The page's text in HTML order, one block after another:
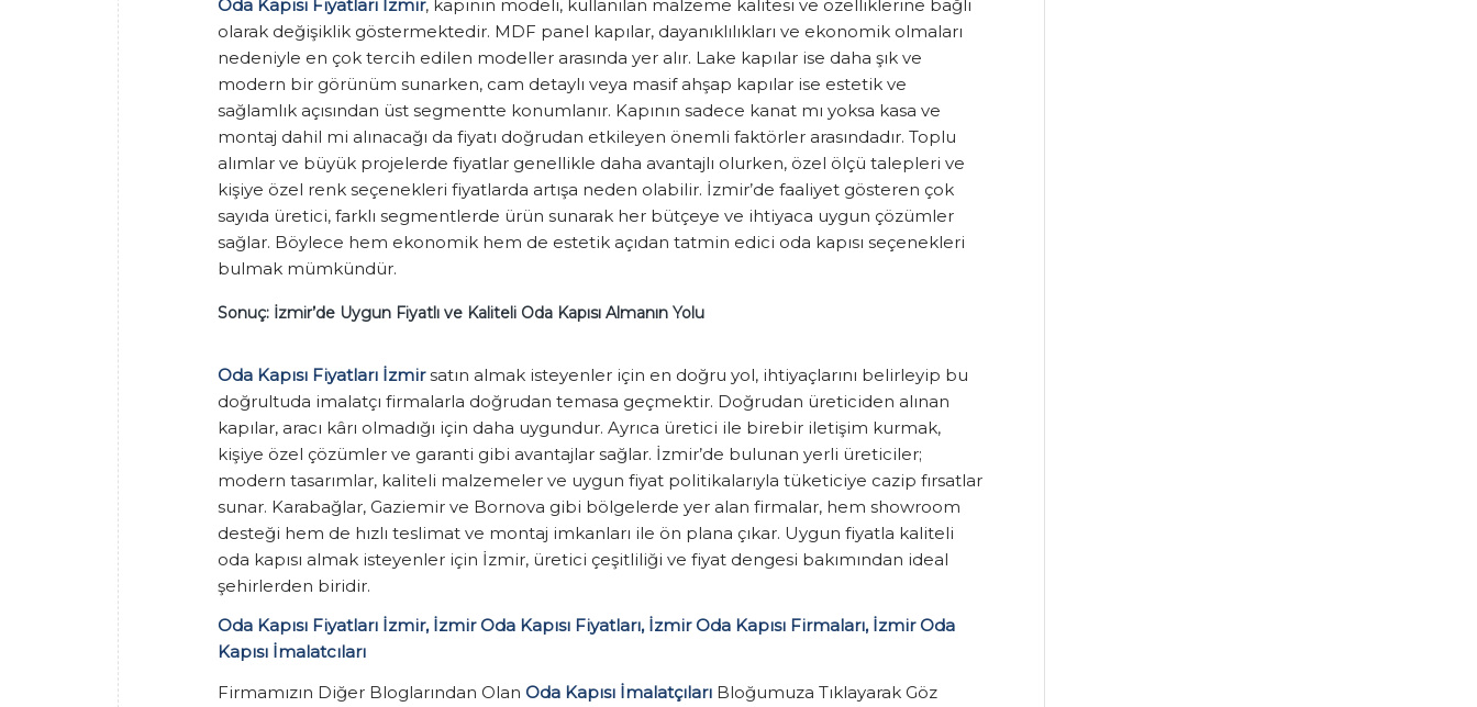
Oda Kapısı Fiyatları İzmir, kapının modeli, kullanılan malzeme kalitesi ve özelliklerine bağlı
olarak değişiklik göstermektedir. MDF panel kapılar, dayanıklılıkları ve ekonomik olmaları
nedeniyle en çok tercih edilen modeller arasında yer alır. Lake kapılar ise daha şık ve
modern bir görünüm sunarken, cam detaylı veya masif ahşap kapılar ise estetik ve
sağlamlık açısından üst segmentte konumlanır. Kapının sadece kanat mı yoksa kasa ve
montaj dahil mi alınacağı da fiyatı doğrudan etkileyen önemli faktörler arasındadır. Toplu
alımlar ve büyük projelerde fiyatlar genellikle daha avantajlı olurken, özel ölçü talepleri ve
kişiye özel renk seçenekleri fiyatlarda artışa neden olabilir. İzmir’de faaliyet gösteren çok
sayıda üretici, farklı segmentlerde ürün sunarak her bütçeye ve ihtiyaca uygun çözümler
sağlar. Böylece hem ekonomik hem de estetik açıdan tatmin edici oda kapısı seçenekleri
bulmak mümkündür.
Sonuç: İzmir’de Uygun Fiyatlı ve Kaliteli Oda Kapısı Almanın Yolu
Oda Kapısı Fiyatları İzmirsatın almak isteyenler için en doğru yol, ihtiyaçlarını belirleyip bu
doğrultuda imalatçı firmalarla doğrudan temasa geçmektir. Doğrudan üreticiden alınan
kapılar, aracı kârı olmadığı için daha uygundur. Ayrıca üretici ile birebir iletişim kurmak,
kişiye özel çözümler ve garanti gibi avantajlar sağlar. İzmir’de bulunan yerli üreticiler;
modern tasarımlar, kaliteli malzemeler ve uygun fiyat politikalarıyla tüketiciye cazip fırsatlar
sunar. Karabağlar, Gaziemir ve Bornova gibi bölgelerde yer alan firmalar, hem showroom
desteği hem de hızlı teslimat ve montaj imkanları ile ön plana çıkar. Uygun fiyatla kaliteli
oda kapısı almak isteyenler için İzmir, üretici çeşitliliği ve fiyat dengesi bakımından ideal
şehirlerden biridir.
Oda Kapısı Fiyatları İzmir, İzmir Oda Kapısı Fiyatları, İzmir Oda Kapısı Firmaları, İzmir Oda
Kapısı İmalatcıları
Firmamızın Diğer Bloglarından Olan Oda Kapısı İmalatçıları Bloğumuza Tıklayarak Göz